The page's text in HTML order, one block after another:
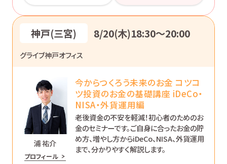
神戸(三宮) 8/20(木)18:30〜20:00
グライブ神戸オフィス
浦 祐介
プロフィール
今からつくろう未来のお金 コツコ
ツ投資のお金の基礎講座 iDeCo・
NISA・外貨運用編
老後資金の不安を軽減！初心者のためのお
金のセミナーです。ご自身に合ったお金の貯
め方、増やし方からiDeCo、NISA、外貨運用
まで、分かりやすく解説します。